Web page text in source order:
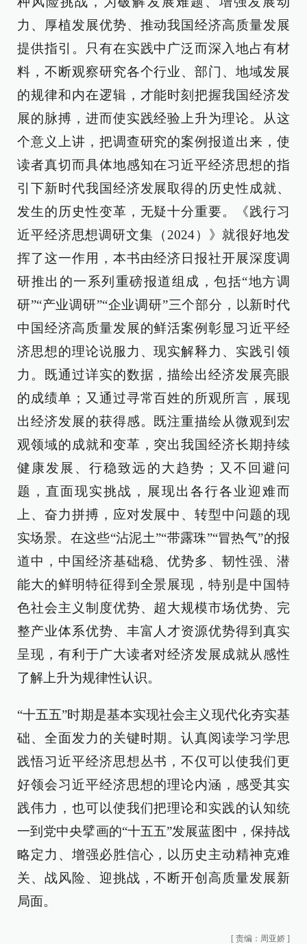
力、厚植发展优势、推动我国经济高质量发展
提供指引。只有在实践中广泛而深入地占有材
料，不断观察研究各个行业、部门、地域发展
的规律和内在逻辑，才能时刻把握我国经济发
展的脉搏，进而使实践经验上升为理论。从这
个意义上讲，把调查研究的案例报道出来，使
读者真切而具体地感知在习近平经济思想的指
引下新时代我国经济发展取得的历史性成就、
发生的历史性变革，无疑十分重要。《践行习
近平经济思想调研文集（2024）》就很好地发
挥了这一作用，本书由经济日报社开展深度调
研推出的一系列重磅报道组成，包括“地方调
研”“产业调研”“企业调研”三个部分，以新时代
中国经济高质量发展的鲜活案例彰显习近平经
济思想的理论说服力、现实解释力、实践引领
力。既通过详实的数据，描绘出经济发展亮眼
的成绩单；又通过寻常百姓的所观所言，展现
出经济发展的获得感。既注重描绘从微观到宏
观领域的成就和变革，突出我国经济长期持续
健康发展、行稳致远的大趋势；又不回避问
题，直面现实挑战，展现出各行各业迎难而
上、奋力拼搏，应对发展中、转型中问题的现
实场景。在这些“沾泥土”“带露珠”“冒热气”的报
道中，中国经济基础稳、优势多、韧性强、潜
能大的鲜明特征得到全景展现，特别是中国特
色社会主义制度优势、超大规模市场优势、完
整产业体系优势、丰富人才资源优势得到真实
呈现，有利于广大读者对经济发展成就从感性
了解上升为规律性认识。
“十五五”时期是基本实现社会主义现代化夯实基
础、全面发力的关键时期。认真阅读学习学思
践悟习近平经济思想丛书，不仅可以使我们更
好领会习近平经济思想的理论内涵，感受其实
践伟力，也可以使我们把理论和实践的认知统
一到党中央擘画的“十五五”发展蓝图中，保持战
略定力、增强必胜信心，以历史主动精神克难
关、战风险、迎挑战，不断开创高质量发展新
局面。
[ 责编：周亚娇 ]